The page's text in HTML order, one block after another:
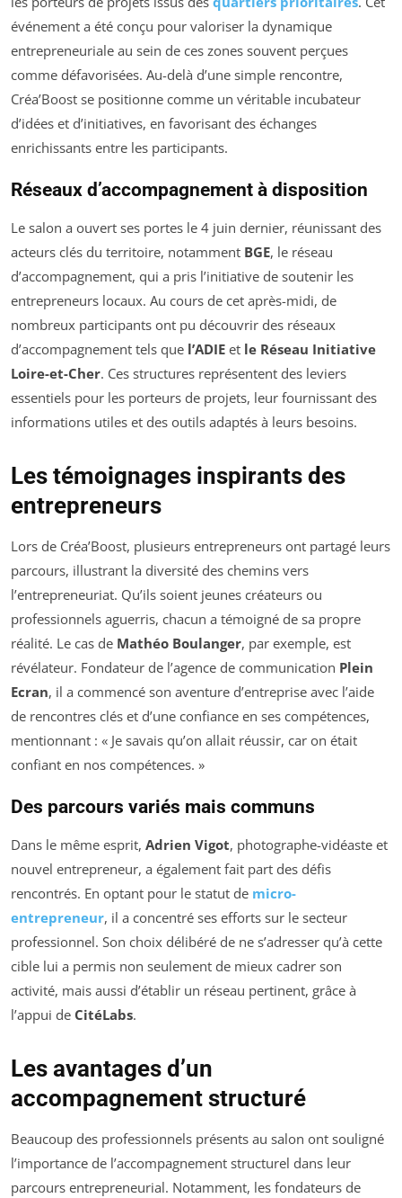
événement a été conçu pour valoriser la dynamique
entrepreneuriale au sein de ces zones souvent perçues
comme défavorisées. Au-delà d’une simple rencontre,
Créa’Boost se positionne comme un véritable incubateur
d’idées et d’initiatives, en favorisant des échanges
enrichissants entre les participants.
Réseaux d’accompagnement à disposition
Le salon a ouvert ses portes le 4 juin dernier, réunissant des
acteurs clés du territoire, notamment BGE, le réseau
d’accompagnement, qui a pris l’initiative de soutenir les
entrepreneurs locaux. Au cours de cet après-midi, de
nombreux participants ont pu découvrir des réseaux
d’accompagnement tels que l’ADIE et le Réseau Initiative
Loire-et-Cher. Ces structures représentent des leviers
essentiels pour les porteurs de projets, leur fournissant des
informations utiles et des outils adaptés à leurs besoins.
Les témoignages inspirants des
entrepreneurs
Lors de Créa’Boost, plusieurs entrepreneurs ont partagé leurs
parcours, illustrant la diversité des chemins vers
l’entrepreneuriat. Qu’ils soient jeunes créateurs ou
professionnels aguerris, chacun a témoigné de sa propre
réalité. Le cas de Mathéo Boulanger, par exemple, est
révélateur. Fondateur de l’agence de communication Plein
Ecran, il a commencé son aventure d’entreprise avec l’aide
de rencontres clés et d’une confiance en ses compétences,
mentionnant : « Je savais qu’on allait réussir, car on était
confiant en nos compétences. »
Des parcours variés mais communs
Dans le même esprit, Adrien Vigot, photographe-vidéaste et
nouvel entrepreneur, a également fait part des défis
rencontrés. En optant pour le statut de micro-
entrepreneur, il a concentré ses efforts sur le secteur
professionnel. Son choix délibéré de ne s’adresser qu’à cette
cible lui a permis non seulement de mieux cadrer son
activité, mais aussi d’établir un réseau pertinent, grâce à
l’appui de CitéLabs.
Les avantages d’un
accompagnement structuré
Beaucoup des professionnels présents au salon ont souligné
l’importance de l’accompagnement structurel dans leur
parcours entrepreneurial. Notamment, les fondateurs de